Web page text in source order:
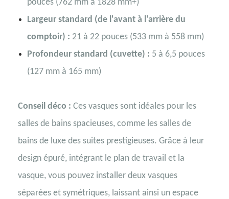
pouces (762 mm à 1828 mm+)
Largeur standard (de l'avant à l'arrière du
comptoir) : 21 à 22 pouces (533 mm à 558 mm)
Profondeur standard (cuvette) : 5 à 6,5 pouces
(127 mm à 165 mm)
Conseil déco : Ces vasques sont idéales pour les
salles de bains spacieuses, comme les salles de
bains de luxe des suites prestigieuses. Grâce à leur
design épuré, intégrant le plan de travail et la
vasque, vous pouvez installer deux vasques
séparées et symétriques, laissant ainsi un espace